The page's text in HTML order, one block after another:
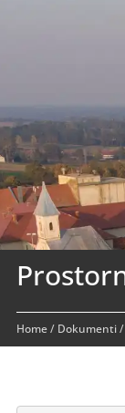
Home/ Dokumenti/